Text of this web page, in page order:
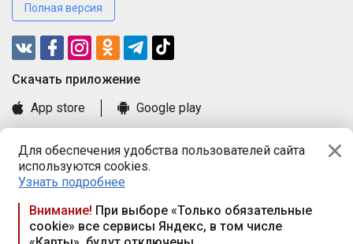
Для обеспечения удобства пользователей сайта
используются cookies.
Узнать подробнее
Внимание! При выборе «Только обязательные
cookie» все сервисы Яндекс, в том числе
Полная версия
Cкачать приложение
App store
Google play
Книга замечаний и предложений
Правила и документы
Praca.by © 2000—2026, ООО «ПРАЦА БАЙ»
Республика Беларусь, 220114, г. Минск, пр-т Независимости
117а, пом. № 9.